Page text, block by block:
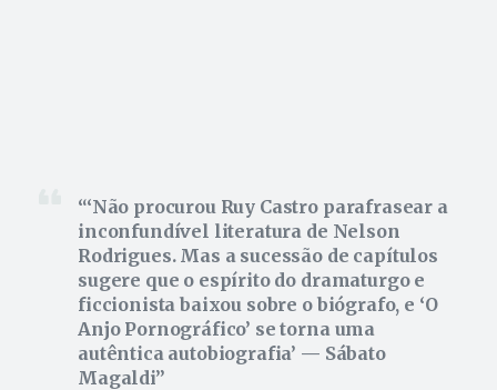
‘Não procurou Ruy Castro parafrasear a
inconfundível literatura de Nelson
Rodrigues. Mas a sucessão de capítulos
sugere que o espírito do dramaturgo e
ficcionista baixou sobre o biógrafo, e ‘O
Anjo Pornográfico’ se torna uma
autêntica autobiografia’ — Sábato
Magaldi